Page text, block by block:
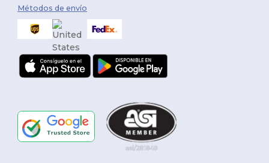
Métodos de envío